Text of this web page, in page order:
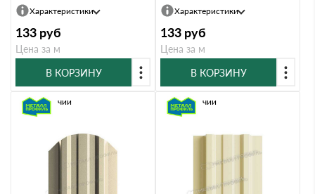
Характеристики
133 руб
Цена за м
В КОРЗИНУ
Характеристики
133 руб
Цена за м
В КОРЗИНУ
В наличии В наличии